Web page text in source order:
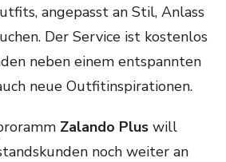
angepasst an Stil, Anlass
Der Service ist kostenlos
neben einem entspannten
neue Outfitinspirationen.
Zalando Plus will
noch weiter an